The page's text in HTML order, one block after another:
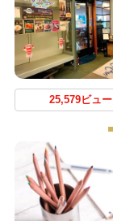
25,579ビュー